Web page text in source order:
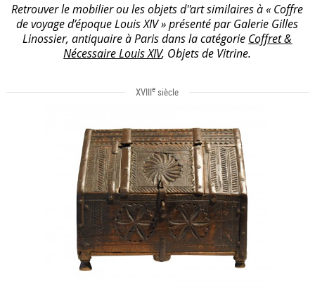
Retrouver le mobilier ou les objets d''art similaires à « Coffre
de voyage d’époque Louis XIV » présenté par Galerie Gilles
Linossier, antiquaire à Paris dans la catégorie Coffret &
Nécessaire Louis XIV, Objets de Vitrine.
XVIIIe siècle